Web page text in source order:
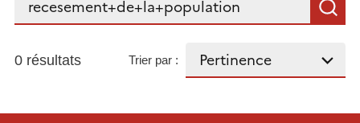
0 résultats Trier par :